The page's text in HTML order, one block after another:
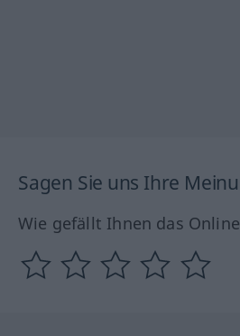
Sagen Sie uns Ihre
Wie gefällt Ihnen das